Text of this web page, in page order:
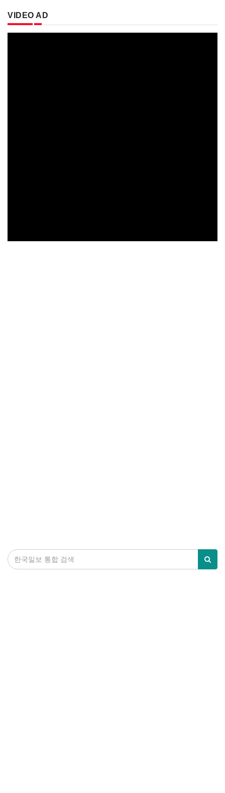
VIDEO AD